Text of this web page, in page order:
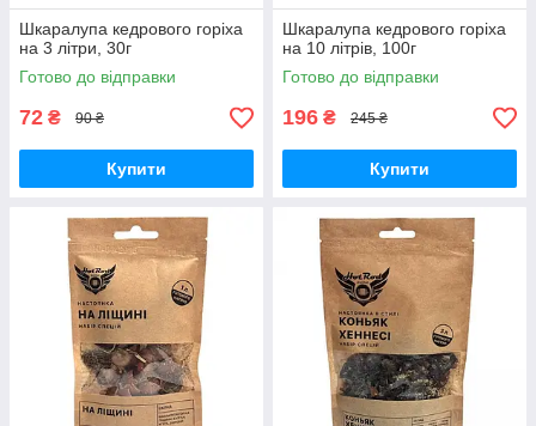
Шкаралупа кедрового горіха
на 3 літри, 30г
Готово до відправки
72 ₴ 90 ₴
Купити
Шкаралупа кедрового горіха
на 10 літрів, 100г
Готово до відправки
196 ₴ 245 ₴
Купити